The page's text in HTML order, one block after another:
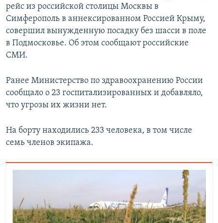
рейс из российской столицы Москвы в
Симферополь в аннексированном Россией Крыму,
совершил вынужденную посадку без шасси в поле
в Подмосковье. Об этом сообщают российские
СМИ.
Ранее Министерство по здравоохранению России
сообщало о 23 госпитализированных и добавляло,
что угрозы их жизни нет.
На борту находились 233 человека, в том числе
семь членов экипажа.